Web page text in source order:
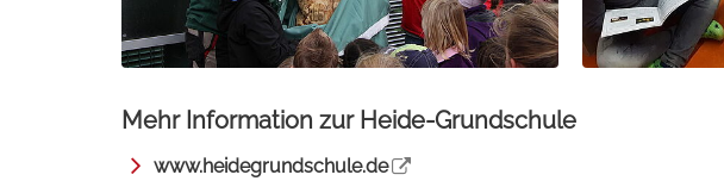
Mehr Information zur Heide-Grundschule
www.heidegrundschule.de